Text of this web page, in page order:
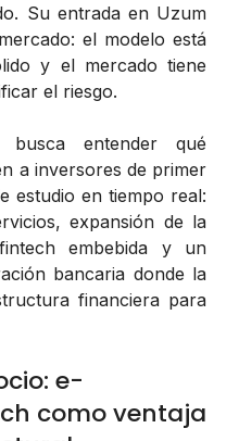
Su entrada en Uzum
el modelo está
y el mercado tiene
el riesgo.
entender qué
a inversores de primer
estudio en tiempo real:
expansión de la
embebida y un
bancaria donde la
financiera para
e-
como ventaja